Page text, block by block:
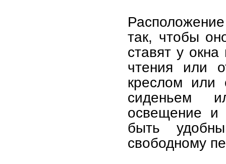
так, чтобы
ставят у
чтения или
креслом или
сиденьем
освещение
быть
свободному